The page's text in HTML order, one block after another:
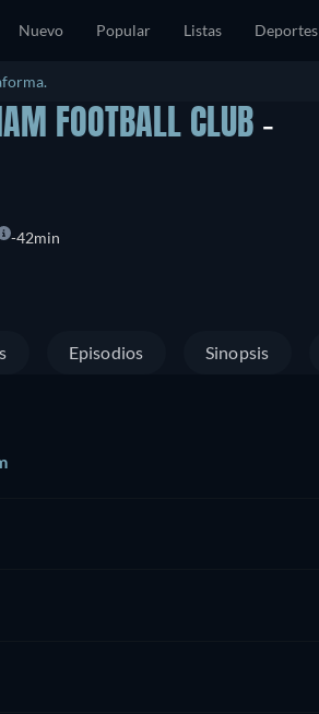
Nuevo Popular Listas Deportes
FOOTBALL CLUB -
42min
Episodios Sinopsis